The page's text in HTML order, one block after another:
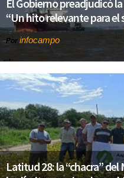
El Gobierno preadjudicó
“Un hito relevante para
Por infocampo
Latitud 28: la “chacra”